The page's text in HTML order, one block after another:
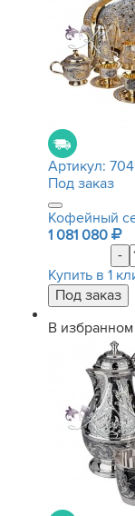
Артикул:
Под заказ
Кофейный
1 081 080
-
Купить в 1
В избранном